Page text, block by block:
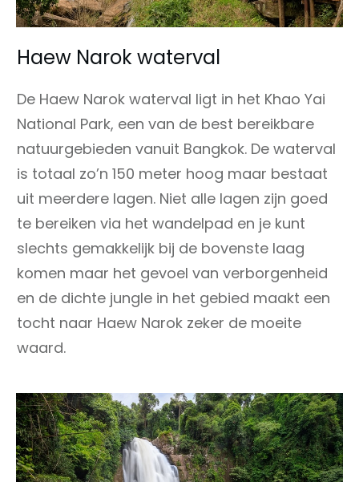
Haew Narok waterval
De Haew Narok waterval ligt in het Khao Yai
National Park, een van de best bereikbare
natuurgebieden vanuit Bangkok. De waterval
is totaal zo’n 150 meter hoog maar bestaat
uit meerdere lagen. Niet alle lagen zijn goed
te bereiken via het wandelpad en je kunt
slechts gemakkelijk bij de bovenste laag
komen maar het gevoel van verborgenheid
en de dichte jungle in het gebied maakt een
tocht naar Haew Narok zeker de moeite
waard.